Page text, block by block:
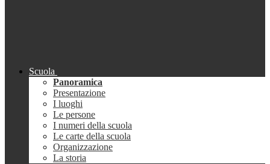
Scuola
Panoramica
Presentazione
I luoghi
Le persone
I numeri della scuola
Le carte della scuola
Organizzazione
La storia